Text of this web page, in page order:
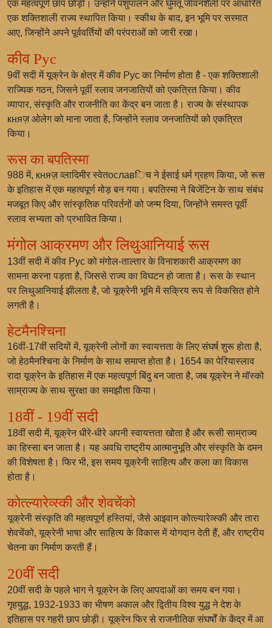
एक महत्वपूर्ण छाप छोड़ी। उन्होंने पशुपालन और घुमंतू जीवनशैली पर आधारित
एक शक्तिशाली राज्य स्थापित किया। स्कीथ के बाद, इन भूमि पर सरमात
आए, जिन्होंने अपने पूर्ववर्तियों की परंपराओं को जारी रखा।
कीव Рус
9वीं सदी में यूक्रेन के क्षेत्र में कीव Рус का निर्माण होता है - एक शक्तिशाली
राज्यिक गठन, जिसने पूर्वी स्लाव जनजातियों को एकत्रित किया। कीव
व्यापार, संस्कृति और राजनीति का केंद्र बन जाता है। राज्य के संस्थापक
княज़ ओलेग को माना जाता है, जिन्होंने स्लाव जनजातियों को एकत्रित
किया।
रूस का बपतिस्मा
988 में, княज़ व्लादिमीर स्वेतославिच ने ईसाई धर्म ग्रहण किया, जो रूस
के इतिहास में एक महत्वपूर्ण मोड़ बन गया। बपतिस्मा ने बिजेंटिन के साथ संबंध
मजबूत किए और सांस्कृतिक परिवर्तनों को जन्म दिया, जिन्होंने समस्त पूर्वी
स्लाव सभ्यता को प्रभावित किया।
मंगोल आक्रमण और लिथुआनियाई रूस
13वीं सदी में कीव Рус को मंगोल-ताल्तार के विनाशकारी आक्रमण का
सामना करना पड़ता है, जिससे राज्य का विघटन हो जाता है। रूस के स्थान
पर लिथुआनियाई झीलता है, जो यूक्रेनी भूमि में सक्रिय रूप से विकसित होने
लगती है।
हेटमैनश्चिना
16वीं-17वीं सदियों में, यूक्रेनी लोगों का स्वायत्तता के लिए संघर्ष शुरू होता है,
जो हेठमैनश्चिना के निर्माण के साथ समाप्त होता है। 1654 का पेरियास्लाव
रादा यूक्रेन के इतिहास में एक महत्वपूर्ण बिंदु बन जाता है, जब यूक्रेन ने मॉस्को
साम्राज्य के साथ सुरक्षा का समझौता किया।
18वीं - 19वीं सदी
18वीं सदी में, यूक्रेन धीरे-धीरे अपनी स्वायत्तता खोता है और रूसी साम्राज्य
का हिस्सा बन जाता है। यह अवधि राष्ट्रीय आत्मानुभूति और संस्कृति के दमन
की विशेषता है। फिर भी, इस समय यूक्रेनी साहित्य और कला का विकास
होता है।
कोत्ल्यारेव्स्की और शेवचेंको
यूक्रेनी संस्कृति की महत्वपूर्ण हस्तियां, जैसे आइवान कोत्ल्यारेव्स्की और तारा
शेवचेंको, यूक्रेनी भाषा और साहित्य के विकास में योगदान देती हैं, और राष्ट्रीय
चेतना का निर्माण करती हैं।
20वीं सदी
20वीं सदी के पहले भाग ने यूक्रेन के लिए आपदाओं का समय बन गया।
गृहयुद्ध, 1932-1933 का भीषण अकाल और द्वितीय विश्व युद्ध ने देश के
इतिहास पर गहरी छाप छोड़ी। यूक्रेन फिर से राजनीतिक संघर्षों के केंद्र में आ